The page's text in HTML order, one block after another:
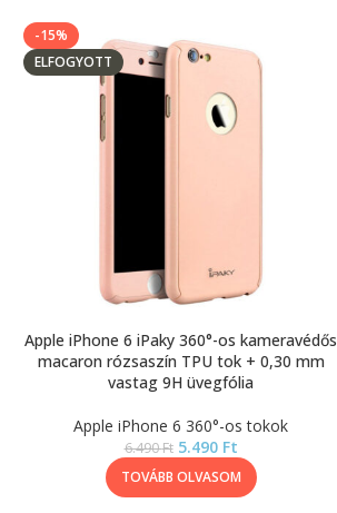
-15%
ELFOGYOTT
Apple iPhone 6 iPaky 360°-os kameravédős
macaron rózsaszín TPU tok + 0,30 mm
vastag 9H üvegfólia
Apple iPhone 6 360°-os tokok
6.490Ft 5.490 Ft
TOVÁBB OLVASOM